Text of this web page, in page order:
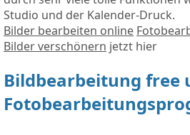
Studio und der Kalender-Druck.
Bilder bearbeiten online
Bilder verschönern jetzt hier
Bildbearbeitung free